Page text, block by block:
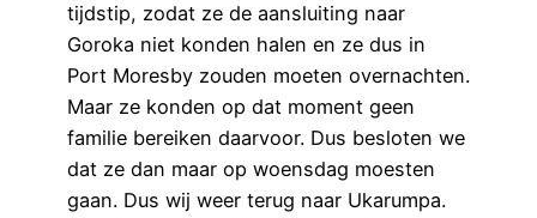
tijdstip, zodat ze de aansluiting naar
Goroka niet konden halen en ze dus in
Port Moresby zouden moeten overnachten.
Maar ze konden op dat moment geen
familie bereiken daarvoor. Dus besloten we
dat ze dan maar op woensdag moesten
gaan. Dus wij weer terug naar Ukarumpa.